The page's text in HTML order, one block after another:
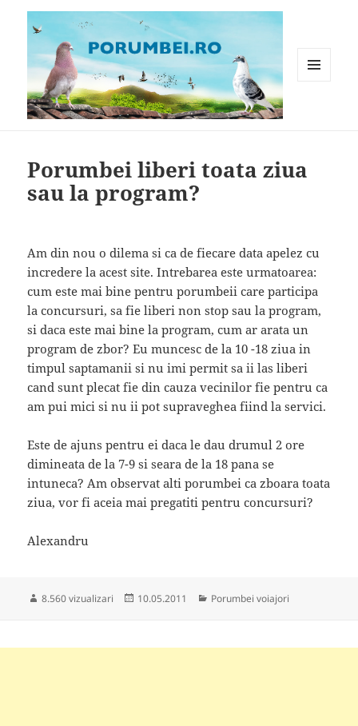
Porumbei liberi toata ziua
sau la program?
Am din nou o dilema si ca de fiecare data apelez cu
incredere la acest site. Intrebarea este urmatoarea:
cum este mai bine pentru porumbeii care participa
la concursuri, sa fie liberi non stop sau la program,
si daca este mai bine la program, cum ar arata un
program de zbor? Eu muncesc de la 10 -18 ziua in
timpul saptamanii si nu imi permit sa ii las liberi
cand sunt plecat fie din cauza vecinilor fie pentru ca
am pui mici si nu ii pot supraveghea fiind la servici.
Este de ajuns pentru ei daca le dau drumul 2 ore
dimineata de la 7-9 si seara de la 18 pana se
intuneca? Am observat alti porumbei ca zboara toata
ziua, vor fi aceia mai pregatiti pentru concursuri?
Alexandru
8.560 vizualizari
Publicat
10.05.2011 Categorii
Porumbei voiajori